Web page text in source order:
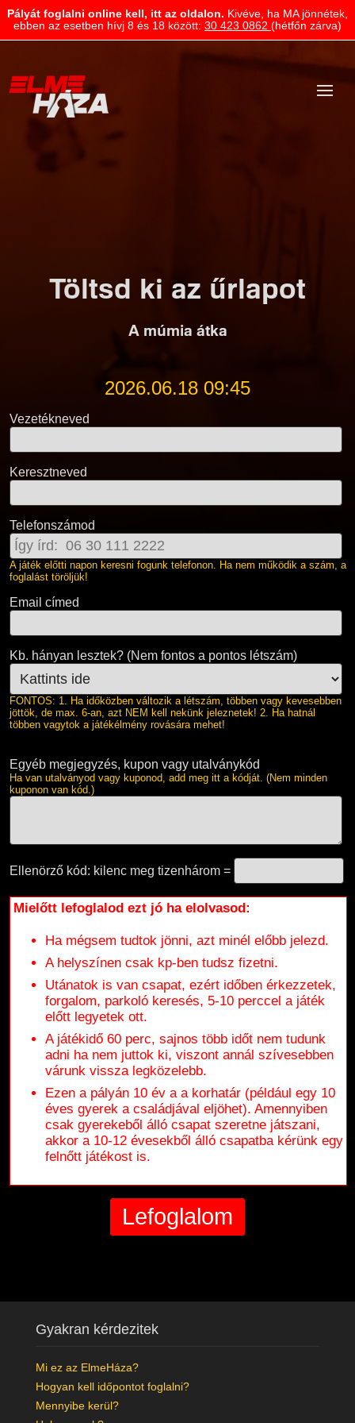
Pályát foglalni online kell, itt az oldalon. Kivéve, ha MA jönnétek,
ebben az esetben hívj 8 és 18 között: 30 423 0862 (hétfőn zárva)
Töltsd ki az űrlapot
A múmia átka
2026.06.18 09:45
Vezetékneved
Keresztneved
Telefonszámod
A játék előtti napon keresni fogunk telefonon. Ha nem működik a szám, a
foglalást töröljük!
Email címed
Kb. hányan lesztek? (Nem fontos a pontos létszám)
FONTOS: 1. Ha időközben változik a létszám, többen vagy kevesebben
jöttök, de max. 6-an, azt NEM kell nekünk jeleznetek! 2. Ha hatnál
többen vagytok a játékélmény rovására mehet!
Egyéb megjegyzés, kupon vagy utalványkód
Ha van utalványod vagy kuponod, add meg itt a kódját. (Nem minden
kuponon van kód.)
Ellenörző kód: kilenc meg tizenhárom =
Mielőtt lefoglalod ezt jó ha elolvasod:
Ha mégsem tudtok jönni, azt minél előbb jelezd.
A helyszínen csak kp-ben tudsz fizetni.
Utánatok is van csapat, ezért időben érkezzetek,
forgalom, parkoló keresés, 5-10 perccel a játék
előtt legyetek ott.
A játékidő 60 perc, sajnos több időt nem tudunk
adni ha nem juttok ki, viszont annál szívesebben
várunk vissza legközelebb.
Ezen a pályán 10 év a a korhatár (például egy 10
éves gyerek a családjával eljöhet). Amennyiben
csak gyerekeből álló csapat szeretne játszani,
akkor a 10-12 évesekből álló csapatba kérünk egy
felnőtt játékost is.
Gyakran kérdezitek
Mi ez az ElmeHáza?
Hogyan kell időpontot foglalni?
Mennyibe kerül?